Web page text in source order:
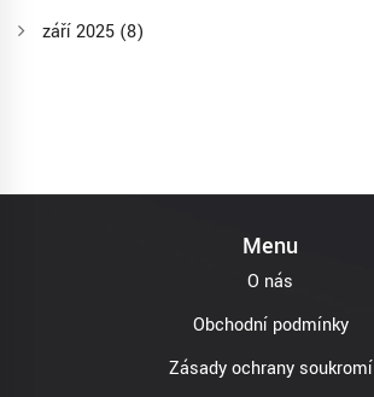
září 2025 (8)
Menu
O nás
Obchodní podmínky
Zásady ochrany soukromí